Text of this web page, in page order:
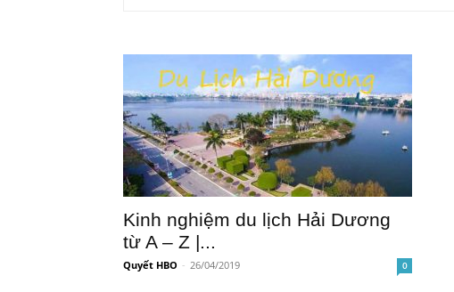
Kinh nghiệm du lịch Hải Dương
từ A – Z |...
Quyết HBO - 26/04/2019 0